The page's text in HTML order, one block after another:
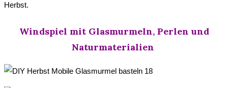
Herbst.
Windspiel mit Glasmurmeln, Perlen und
Naturmaterialien